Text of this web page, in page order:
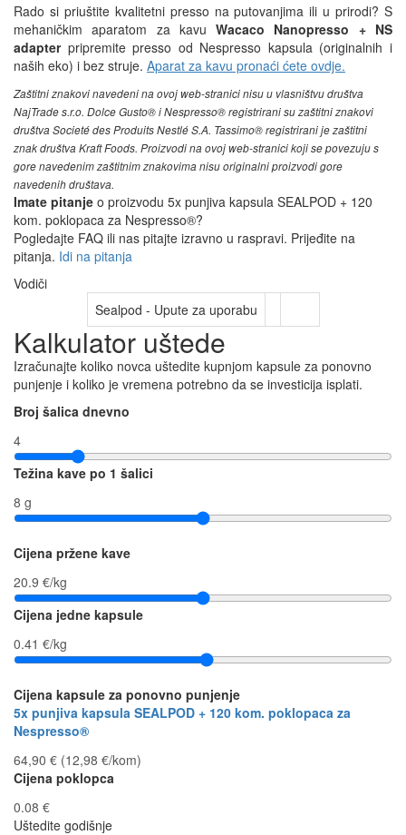
Rado si priuštite kvalitetni presso na putovanjima ili u prirodi? S
mehaničkim aparatom za kavuWacaco Nanopresso + NS
adapterpripremite presso od Nespresso kapsula (originalnih i
naših eko) i bez struje. Aparat za kavu pronaći ćete ovdje.
Zaštitni znakovi navedeni na ovoj web-stranici nisu u vlasništvu društva
NajTrade s.r.o. Dolce Gusto® i Nespresso® registrirani su zaštitni znakovi
društva Societé des Produits Nestlé S.A. Tassimo® registrirani je zaštitni
znak društva Kraft Foods. Proizvodi na ovoj web-stranici koji se povezuju s
gore navedenim zaštitnim znakovima nisu originalni proizvodi gore
navedenih društava.
Imate pitanje o proizvodu 5x punjiva kapsula SEALPOD + 120
kom. poklopaca za Nespresso®?
Pogledajte FAQ ili nas pitajte izravno u raspravi. Prijeđite na
pitanja. Idi na pitanja
Vodiči
Sealpod - Upute za uporabu
Kalkulator uštede
Izračunajte koliko novca uštedite kupnjom kapsule za ponovno
punjenje i koliko je vremena potrebno da se investicija isplati.
Broj šalica dnevno
4
Težina kave po 1 šalici
8 g
Cijena pržene kave
20.9 €/kg
Cijena jedne kapsule
0.41 €/kg
Cijena kapsule za ponovno punjenje
5x punjiva kapsula SEALPOD + 120 kom. poklopaca za
Nespresso®
64,90 € (12,98 €/kom)
Cijena poklopca
0.08 €
Uštedite godišnje